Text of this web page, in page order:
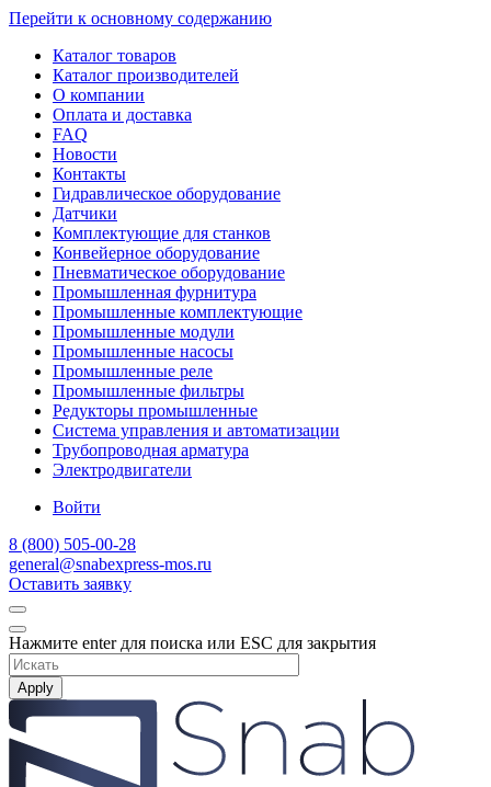
Перейти к основному содержанию
Каталог товаров
Каталог производителей
О компании
Оплата и доставка
FAQ
Новости
Контакты
Гидравлическое оборудование
Датчики
Комплектующие для станков
Конвейерное оборудование
Пневматическое оборудование
Промышленная фурнитура
Промышленные комплектующие
Промышленные модули
Промышленные насосы
Промышленные реле
Промышленные фильтры
Редукторы промышленные
Система управления и автоматизации
Трубопроводная арматура
Электродвигатели
Войти
8 (800) 505-00-28
general@snabexpress-mos.ru
Оставить заявку
Нажмите enter для поиска или ESC для закрытия
Apply